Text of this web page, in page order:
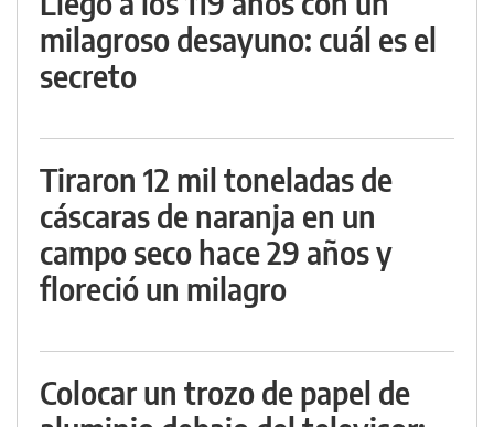
milagroso desayuno: cuál es el
secreto
Tiraron 12 mil toneladas de
cáscaras de naranja en un
campo seco hace 29 años y
floreció un milagro
Colocar un trozo de papel de